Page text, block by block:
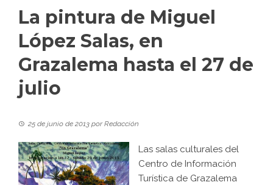
La pintura de Miguel
López Salas, en
Grazalema hasta el 27 de
julio
25 de junio de 2013 porRedacción
Las salas culturales del
Centro de Información
Turística de Grazalema